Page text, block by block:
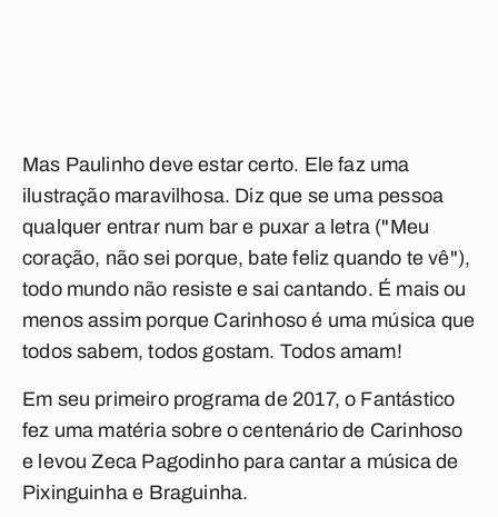
Mas Paulinho deve estar certo. Ele faz uma
ilustração maravilhosa. Diz que se uma pessoa
qualquer entrar num bar e puxar a letra ("Meu
coração, não sei porque, bate feliz quando te vê"),
todo mundo não resiste e sai cantando. É mais ou
menos assim porque Carinhoso é uma música que
todos sabem, todos gostam. Todos amam!
Em seu primeiro programa de 2017, o Fantástico
fez uma matéria sobre o centenário de Carinhoso
e levou Zeca Pagodinho para cantar a música de
Pixinguinha e Braguinha.